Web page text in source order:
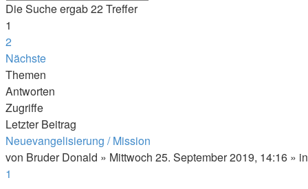
Die Suche ergab 22 Treffer
1
2
Nächste
Themen
Antworten
Zugriffe
Letzter Beitrag
Neuevangelisierung / Mission
von Bruder Donald » Mittwoch 25. September 2019, 14:16 » in
1